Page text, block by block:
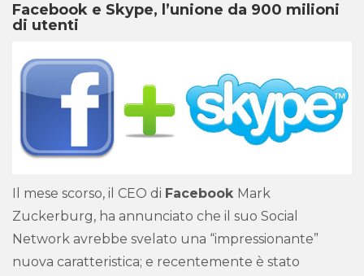
Facebook e Skype, l’unione da 900 milioni
di utenti
Il mese scorso, il CEO di Facebook Mark
Zuckerburg, ha annunciato che il suo Social
Network avrebbe svelato una “impressionante”
nuova caratteristica; e recentemente è stato